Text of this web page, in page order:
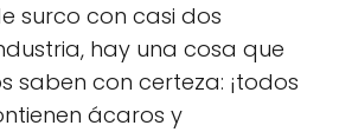
surco con casi dos
hay una cosa que
saben con certeza: ¡todos
ácaros y